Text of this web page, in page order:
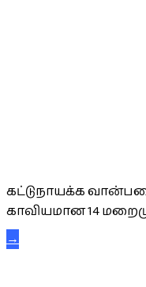
கட்டுநாயக்க
காவியமான 14
→